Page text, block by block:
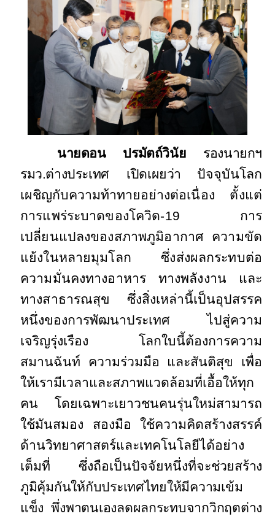
นายดอน ปรมัตถ์วินัย รองนายกฯ
รมว.ต่างประเทศ เปิดเผยว่า
ปัจจุบันโลก
เผชิญกับความท้าทายอย่างต่อเนื่อง ตั้งแต่
การแพร่ระบาดของโควิด-19 การ
เปลี่ยนแปลงของสภาพภูมิอากาศ ความขัด
แย้งในหลายมุมโลก ซึ่งส่งผลกระทบต่อ
ความมั่นคงทางอาหาร ทางพลังงาน และ
ทางสาธารณสุข ซึ่งสิ่งเหล่านี้เป็นอุปสรรค
หนึ่งของการพัฒนาประเทศ ไปสู่ความ
เจริญรุ่งเรือง โลกใบนี้ต้องการความ
สมานฉันท์ ความร่วมมือ และสันติสุข เพื่อ
ให้เรามีเวลาและสภาพแวดล้อมที่เอื้อให้ทุก
คน โดยเฉพาะเยาวชนคนรุ่นใหม่สามารถ
ใช้มันสมอง สองมือ ใช้ความคิดสร้างสรรค์
ด้านวิทยาศาสตร์และเทคโนโลยีได้อย่าง
เต็มที่ ซึ่งถือเป็นปัจจัยหนึ่งที่จะช่วยสร้าง
ภูมิคุ้มกันให้กับประเทศไทยให้มีความเข้ม
แข็ง พึ่งพาตนเองลดผลกระทบจากวิกฤตต่าง